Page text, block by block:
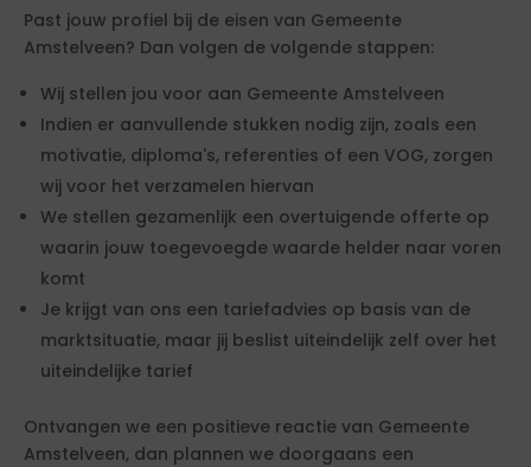
Past jouw profiel bij de eisen van Gemeente
Amstelveen? Dan volgen de volgende stappen:
Wij stellen jou voor aan Gemeente Amstelveen
Indien er aanvullende stukken nodig zijn, zoals een
motivatie, diploma's, referenties of een VOG, zorgen
wij voor het verzamelen hiervan
We stellen gezamenlijk een overtuigende offerte op
waarin jouw toegevoegde waarde helder naar voren
komt
Je krijgt van ons een tariefadvies op basis van de
marktsituatie, maar jij beslist uiteindelijk zelf over het
uiteindelijke tarief
Ontvangen we een positieve reactie van Gemeente
Amstelveen, dan plannen we doorgaans een